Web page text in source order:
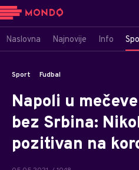
Naslovna Najnovije Info
Sport Fudbal
Napoli u
bez Srbina:
pozitivan na